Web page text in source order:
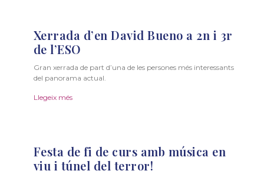
Xerrada d’en David Bueno a 2n i 3r
de l’ESO
Gran xerrada de part d’una de les persones més interessants
del panorama actual.
Llegeix més
Festa de fi de curs amb música en
viu i túnel del terror!